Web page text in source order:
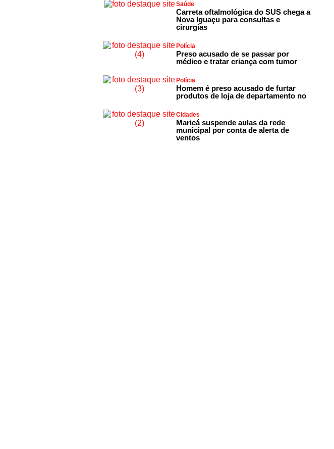
Saúde
Carreta oftalmológica do SUS chega a
Nova Iguaçu para consultas e
cirurgias
Polícia
Preso acusado de se passar por
médico e tratar criança com tumor
Polícia
Homem é preso acusado de furtar
produtos de loja de departamento no
Cidades
Maricá suspende aulas da rede
municipal por conta de alerta de
ventos